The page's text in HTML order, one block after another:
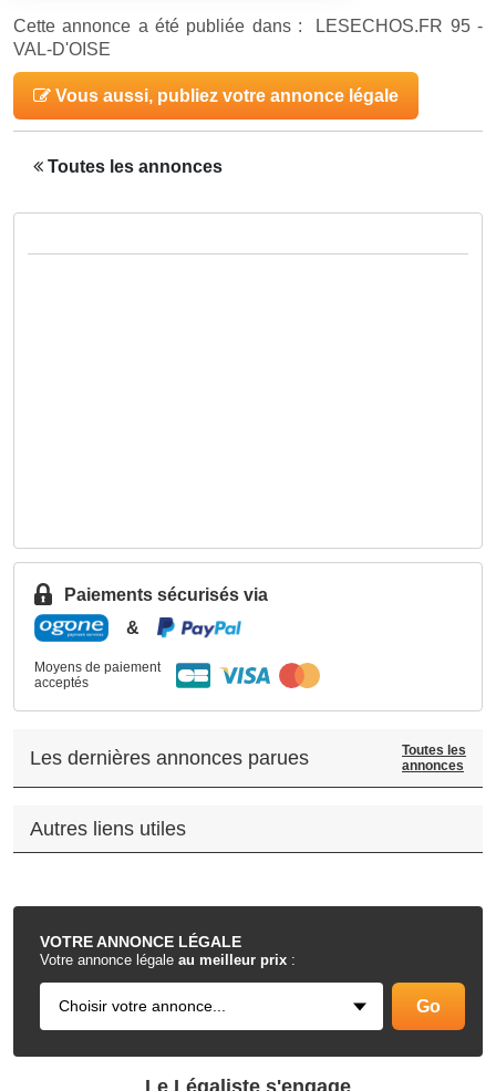
Cette annonce a été publiée dans : LESECHOS.FR 95 -
VAL-D'OISE
Vous aussi, publiez votre annonce légale
Toutes les annonces
VOTREANNONCE LÉGALE
Votre annonce légale au meilleur prix :
Paiements sécurisés via
&
Moyens de paiement
acceptés
Les dernières annonces parues
Toutes les
annonces
Autres liens utiles
.
Le Légaliste s'engage